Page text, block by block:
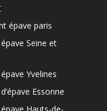
épave paris
Seine et
Yvelines
Essonne